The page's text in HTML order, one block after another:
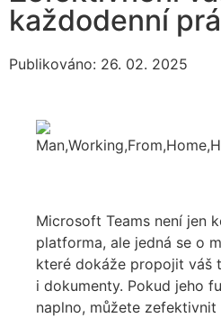
každodenní
Publikováno: 26. 02. 2025
Microsoft Teams není jen
platforma, ale jedná se o
které dokáže propojit váš
i dokumenty. Pokud jeho
naplno, můžete zefektivnit